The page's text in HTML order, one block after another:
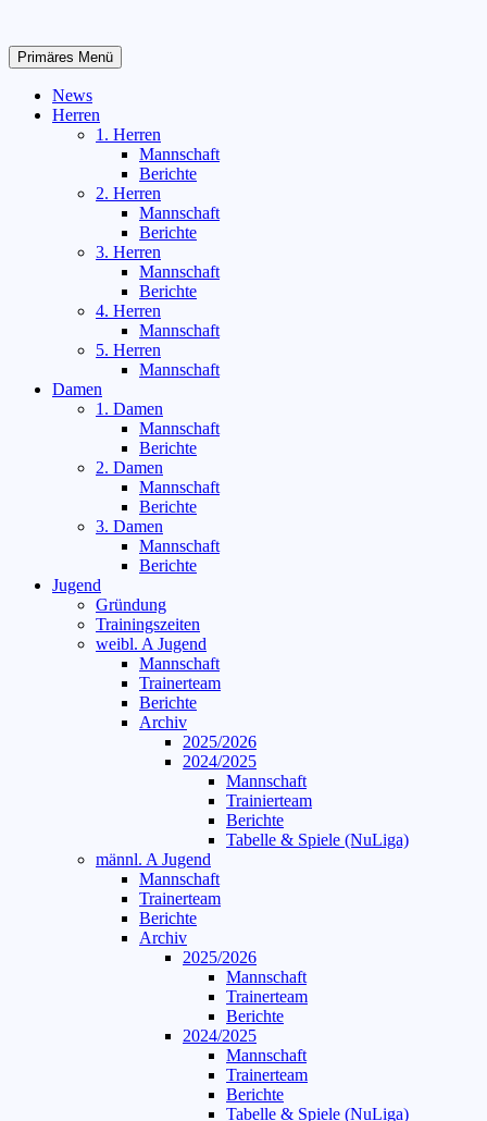
springen
Primäres Menü
News
Herren
1. Herren
Mannschaft
Berichte
2. Herren
Mannschaft
Berichte
3. Herren
Mannschaft
Berichte
4. Herren
Mannschaft
5. Herren
Mannschaft
Damen
1. Damen
Mannschaft
Berichte
2. Damen
Mannschaft
Berichte
3. Damen
Mannschaft
Berichte
Jugend
Gründung
Trainingszeiten
weibl. A Jugend
Mannschaft
Trainerteam
Berichte
Archiv
2025/2026
2024/2025
Mannschaft
Trainierteam
Berichte
Tabelle & Spiele (NuLiga)
männl. A Jugend
Mannschaft
Trainerteam
Berichte
Archiv
2025/2026
Mannschaft
Trainerteam
Berichte
2024/2025
Mannschaft
Trainerteam
Berichte
Tabelle & Spiele (NuLiga)